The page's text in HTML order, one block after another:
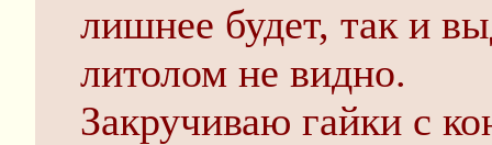
лишнее будет, так и
литолом не видно.
Закручиваю гайки с